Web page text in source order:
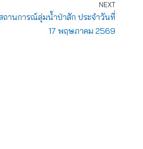
NEXT
ถานการณ์ลุ่มน้ำป่าสัก ประจำวันที่
17 พฤษภาคม 2569